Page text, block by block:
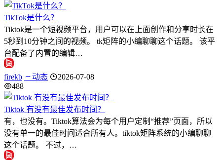
TikTok是什么？
Tiktok是一个短视频平台，用户可以在上面创作和分享时长在
5秒到10分钟之间的视频。 tk矩阵的小编聊聊这个话题。 该平
台配备了内置的编辑…
firekb 动态
2026-07-08
488
Tiktok 有没有最佳发布时间？
有，也没有。Tiktok算法会为每个用户定制“推荐”页面，所以
没有单一的最佳时间适合所有人。tiktok矩阵系统的小编聊聊
这个话题。 不过，…